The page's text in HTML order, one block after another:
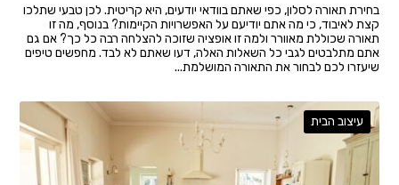
בחירת תאורה לסלון, כפי שאתם בוודאי יודעים, היא קריטית. לכן טבעי שתלכו
קצת לאיבוד, כי מה אתם יודיעם על האפשרויות הקיימות? בנוסף, מה זו
תאורה שכוללת מאוורר ולמה זו אופציה שזוכה להצלחה רבה כל כך? אם גם
אתם מתלבטים לגבי כל השאלות האלה, דעו שאתם לא לבד. מחפשים טיפים
שיעזרו לכם לבחור את התאורה המושלמת...
עיצוב הבית